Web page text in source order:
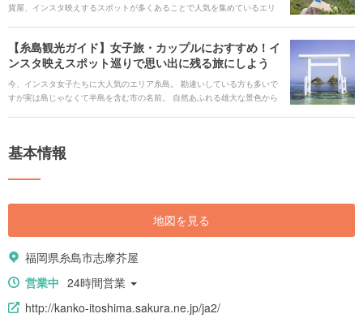
貨屋、インスタ映えするスポットが多くあることで人気を集めているエリ
(https://uqey-mobile.onelink.me/oIaP?
【糸島観光ガイド】女子旅・カップルにおすすめ！イ
ンスタ映えスポット巡りで思い出に残る旅にしよう
今、インスタ女子たちに大人気のエリア糸島。 勘違いしている方も多いで
すが実は島じゃなくて半島を含む市の名前。 自然あふれる雄大な景色から
基本情報
地図を見る
福岡県糸島市志摩芥屋
営業中 24時間営業
http://kanko-itoshima.sakura.ne.jp/ja2/